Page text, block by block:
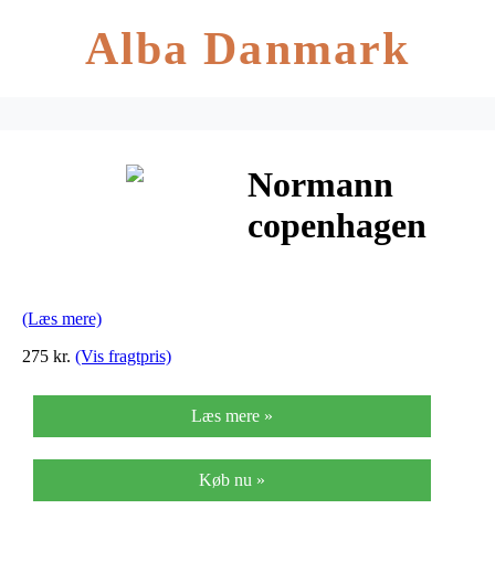
Alba Danmark
Normann
copenhagen
(Læs mere)
275 kr. (Vis fragtpris)
Læs mere »
Køb nu »